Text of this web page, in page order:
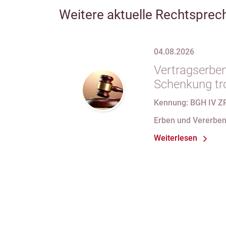
Weitere aktuelle
04.08.2026
Schenkung
Kennung: BGH IV
Erben und Vererben
Weiterlesen